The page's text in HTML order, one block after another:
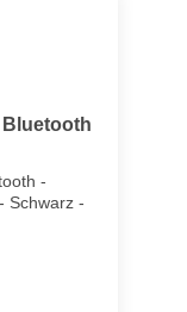
Bluetooth
-
Schwarz -